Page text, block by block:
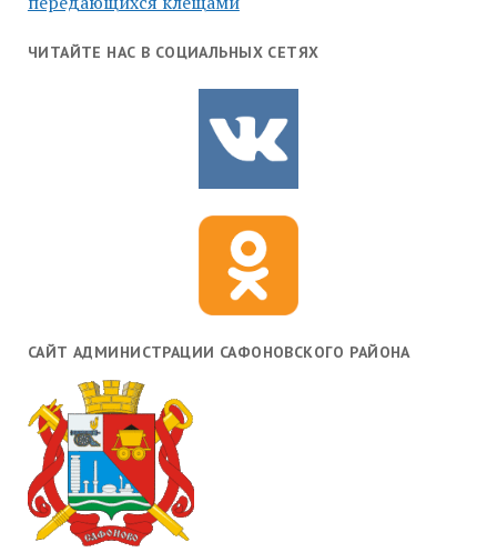
ЧИТАЙТЕ НАС В СОЦИАЛЬНЫХ СЕТЯХ
САЙТ АДМИНИСТРАЦИИ САФОНОВСКОГО РАЙОНА